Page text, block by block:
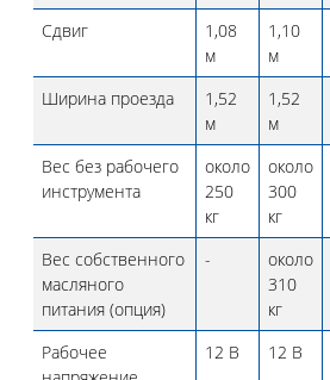
Сдвиг
1,08
м
1,10
м
Ширина проезда
1,52
м
1,52
м
Вес без рабочего
инструмента
около
250
кг
около
300
кг
Вес собственного
масляного
питания (опция)
-
около
310
кг
Рабочее
12 В 12 В